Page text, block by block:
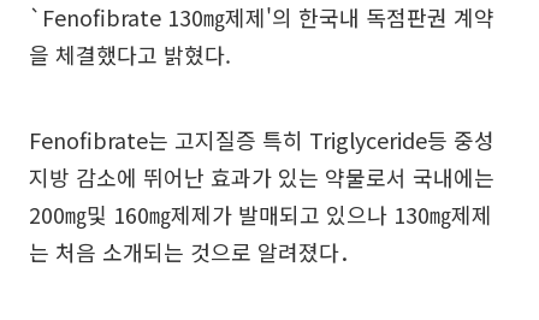
`Fenofibrate 130㎎제제'의 한국내 독점판권 계약
을 체결했다고 밝혔다.
Fenofibrate는 고지질증 특히 Triglyceride등 중성
지방 감소에 뛰어난 효과가 있는 약물로서 국내에는
200㎎및 160㎎제제가 발매되고 있으나 130㎎제제
는 처음 소개되는 것으로 알려졌다．